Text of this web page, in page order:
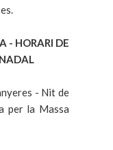
- HORARI DE
- Nit de
per la Massa